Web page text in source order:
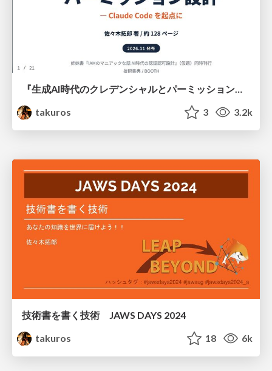
『生成AI時代のクレデンシャルとパーミッション設計 — Claude Code を起点に』の執筆企画
takuros
3 3.2k
技術書を書く技術 JAWS DAYS 2024
takuros
18 6k